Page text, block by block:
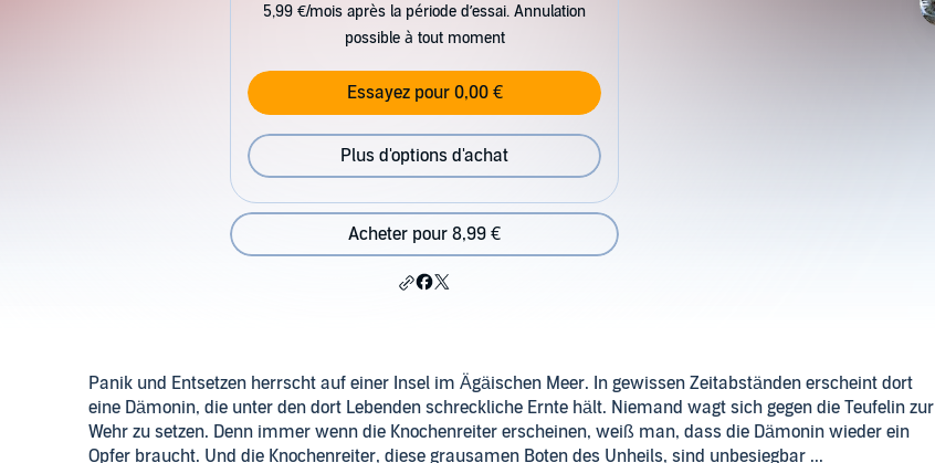
5,99 €/mois après la période d’essai. Annulation
possible à tout moment
Essayez pour 0,00 €
Plus d'options d'achat
Acheter pour 8,99 €
Panik und Entsetzen herrscht auf einer Insel im Ägäischen Meer. In gewissen Zeitabständen erscheint dort
eine Dämonin, die unter den dort Lebenden schreckliche Ernte hält. Niemand wagt sich gegen die Teufelin zur
Wehr zu setzen. Denn immer wenn die Knochenreiter erscheinen, weiß man, dass die Dämonin wieder ein
Opfer braucht. Und die Knochenreiter, diese grausamen Boten des Unheils, sind unbesiegbar ...